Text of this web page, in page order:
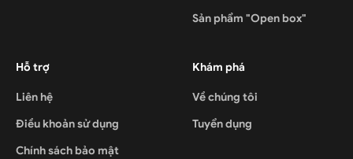
Sản phẩm "Open box"
Hỗ trợ
Liên hệ
Điều khoản sử dụng
Chính sách bảo mật
Khám phá
Về chúng tôi
Tuyển dụng